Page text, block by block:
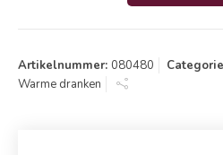
Artikelnummer: 080480
Warme dranken